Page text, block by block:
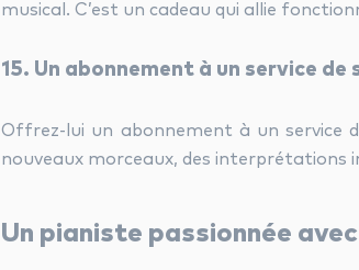
musical. C’est un cadeau qui allie
15. Un abonnement à un service de
Offrez-lui un abonnement à un service
nouveaux morceaux, des interprétations
Un pianiste passionnée